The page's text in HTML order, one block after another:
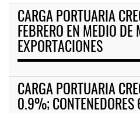
CARGA PORTUARIA
FEBRERO EN MEDIO DE
EXPORTACIONES
CARGA PORTUARIA
0.9%;